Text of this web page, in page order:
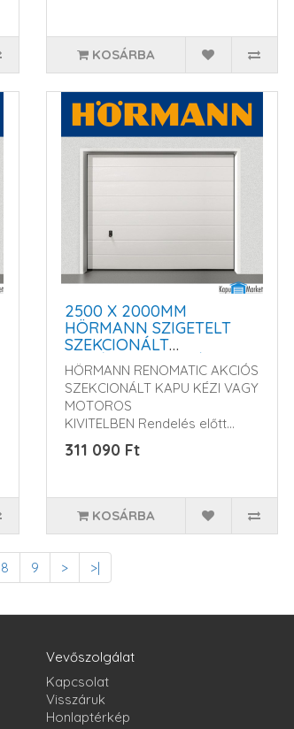
KOSÁRBA
2500 X 2000MM
HÖRMANN SZIGETELT
SZEKCIONÁLT
GARÁZSKAPU - KÉZI
VAGY MOTOROS
MŰKÖDTETÉSSEL
HÖRMANN RENOMATIC AKCIÓS
SZEKCIONÁLT KAPU KÉZI VAGY
MOTOROS
KIVITELBEN Rendelés előtt
kérem érd..
311 090 Ft
KOSÁRBA
8 9 > >|
Vevőszolgálat
Kapcsolat
Visszáruk
Honlaptérkép